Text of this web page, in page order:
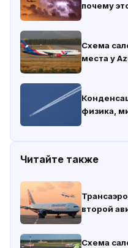
почему
Схема
места у
физика,
Читайте также
второй
Схема